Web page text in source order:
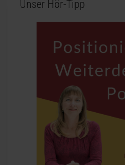
Unser Hör-Tipp